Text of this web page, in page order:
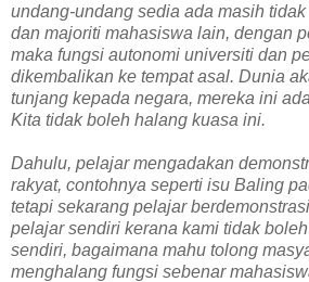
undang-undang sedia ada masih
dan majoriti mahasiswa lain, dengan
maka fungsi autonomi universiti dan
dikembalikan ke tempat asal. Dunia
tunjang kepada negara, mereka ini
Kita tidak boleh halang kuasa ini.
Dahulu, pelajar mengadakan
rakyat, contohnya seperti isu Baling
tetapi sekarang pelajar
pelajar sendiri kerana kami tidak
sendiri, bagaimana mahu tolong
menghalang fungsi sebenar